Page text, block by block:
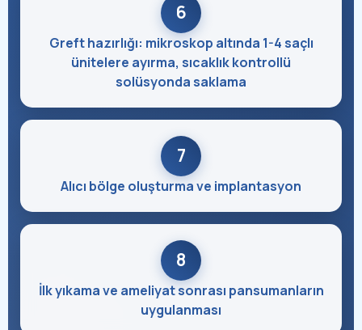
6
Greft hazırlığı: mikroskop altında 1-4 saçlı
ünitelere ayırma, sıcaklık kontrollü
solüsyonda saklama
7
Alıcı bölge oluşturma ve implantasyon
8
İlk yıkama ve ameliyat sonrası pansumanların
uygulanması